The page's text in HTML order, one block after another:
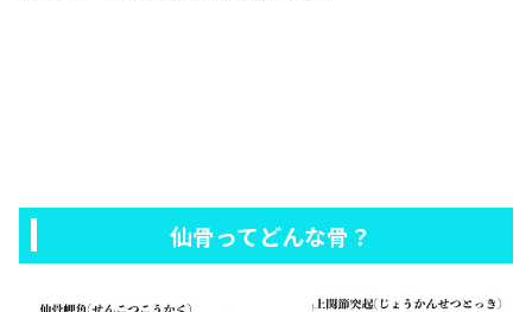
仙骨ってどんな骨？